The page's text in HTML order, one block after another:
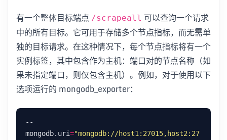
有一个整体目标端点 /scrapeall 可以查询一个请求
中的所有目标。它可用于存储多个节点指标，而无需单
独的目标请求。在这种情况下，每个节点指标将有一个
实例标签，其中包含作为主机：端口对的节点名称（如
果未指定端口，则仅包含主机）。例如，对于使用以下
选项运行的 mongodb_exporter：
--
mongodb.uri="mongodb://host1:27015,host2:27